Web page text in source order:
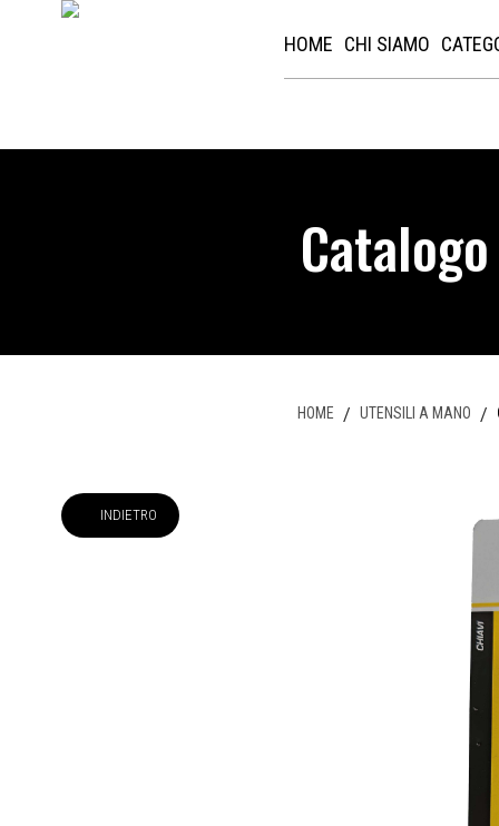
HOME CHI SIAMO
HOME / UTENSILI A MANO /
INDIETRO